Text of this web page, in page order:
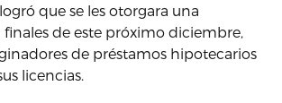
que se les otorgara una
de este próximo diciembre,
de préstamos hipotecarios
licencias.